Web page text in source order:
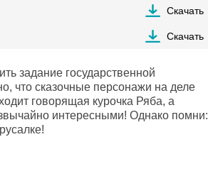
Скачать
Скачать
задание государственной
что сказочные персонажи на деле
говорящая курочка Ряба, а
интересными! Однако помни: